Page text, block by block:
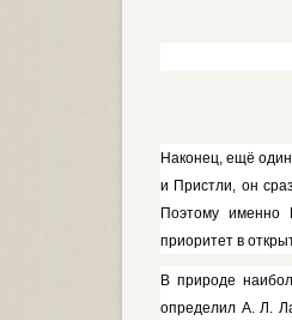
Наконец, ещё
и Пристли, он
Поэтому именно
приоритет в
В природе
определил А. Л.